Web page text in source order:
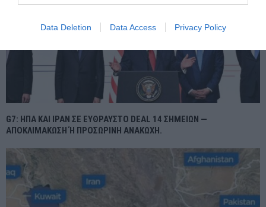
Data Deletion Data Access Privacy Policy
G7: ΗΠΑ ΚΑΙ ΙΡΑΝ ΣΕ ΕΥΘΡΑΥΣΤΟ DEAL 14 ΣΗΜΕΙΩΝ —
ΑΠΟΚΛΙΜΑΚΩΣΗ Ή ΠΡΟΣΩΡΙΝΗ ΑΝΑΚΩΧΗ.